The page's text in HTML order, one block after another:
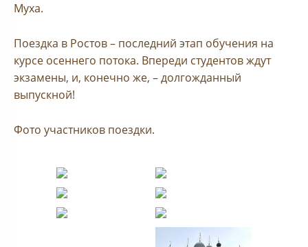
Муха.
Поездка в Ростов – последний этап обучения на
курсе осеннего потока. Впереди студентов ждут
экзамены, и, конечно же, – долгожданный
выпускной!
Фото участников поездки.